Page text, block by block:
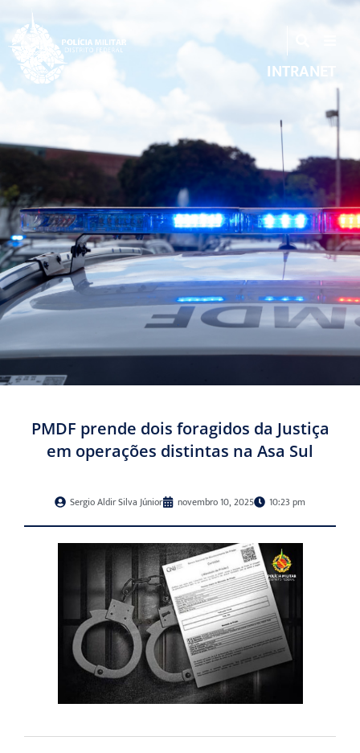
INTRANET
PMDF prende dois foragidos da Justiça
em operações distintas na Asa Sul
Sergio Aldir Silva Júnior novembro 10, 2025 10:23 pm